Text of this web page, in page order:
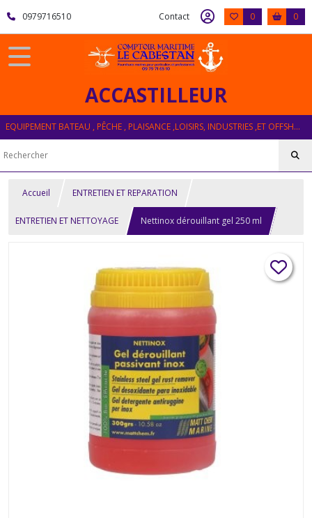
0979716510 Contact 0 0
ACCASTILLEUR
EQUIPEMENT BATEAU , PÊCHE , PLAISANCE ,LOISIRS, INDUSTRIES ,ET OFFSHORE
Accueil ENTRETIEN ET REPARATION
ENTRETIEN ET NETTOYAGE Nettinox dérouillant gel 250 ml